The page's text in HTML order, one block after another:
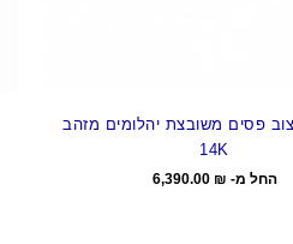
פסים משובצת יהלומים מזהב
14K
החל מ- 6,390.00 ₪